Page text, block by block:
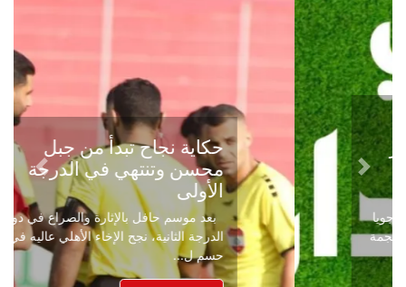
حكاية نجاح تبدأ من جبل
محسن وتنتهي في الدرجة
الأولى
بعد موسم حافل بالإثارة والصراع في دوري
الدرجة الثانية، نجح الإخاء الأهلي عاليه في
حسم ل...
Previous
Next